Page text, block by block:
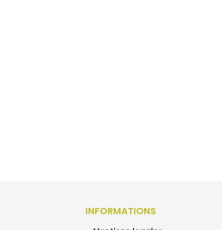
INFORMATIONS